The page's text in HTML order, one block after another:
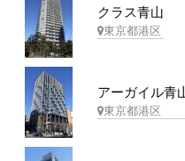
クラス青山
東京都港区
アーガイル青
東京都港区